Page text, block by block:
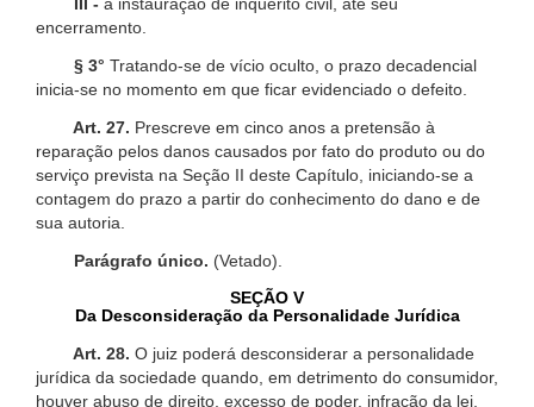
encerramento.
§ 3° Tratando-se de vício oculto, o prazo decadencial
inicia-se no momento em que ficar evidenciado o defeito.
Art. 27. Prescreve em cinco anos a pretensão à
reparação pelos danos causados por fato do produto ou do
serviço prevista na Seção II deste Capítulo, iniciando-se a
contagem do prazo a partir do conhecimento do dano e de
sua autoria.
Parágrafo único. (Vetado).
SEÇÃO V
Da Desconsideração da Personalidade Jurídica
Art. 28. O juiz poderá desconsiderar a personalidade
jurídica da sociedade quando, em detrimento do consumidor,
houver abuso de direito, excesso de poder, infração da lei,